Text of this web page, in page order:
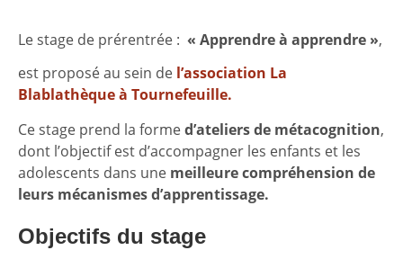
Le stage de prérentrée : « Apprendre à apprendre »,
est proposé au sein de l’association La
Blablathèque à Tournefeuille.
Ce stage prend la formed’ateliers de métacognition,
dont l’objectif est d’accompagner les enfants et les
adolescents dans une meilleure compréhension de
leurs mécanismes d’apprentissage.
Objectifs du stage